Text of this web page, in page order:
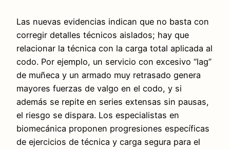
Las nuevas evidencias indican que no basta con
corregir detalles técnicos aislados; hay que
relacionar la técnica con la carga total aplicada al
codo. Por ejemplo, un servicio con excesivo “lag”
de muñeca y un armado muy retrasado genera
mayores fuerzas de valgo en el codo, y si
además se repite en series extensas sin pausas,
el riesgo se dispara. Los especialistas en
biomecánica proponen progresiones específicas
de ejercicios de técnica y carga segura para el